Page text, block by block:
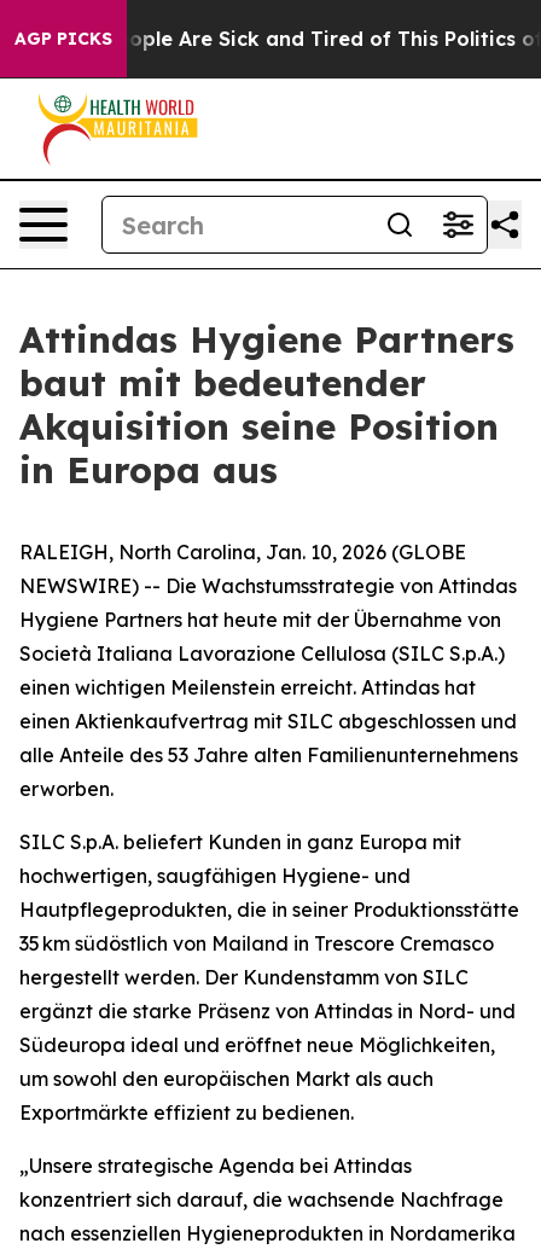
AGP PICKS“People Are Sick and Tired of This Politics of
Attindas Hygiene Partners
baut mit bedeutender
Akquisition seine Position
in Europa aus
RALEIGH, North Carolina, Jan. 10, 2026 (GLOBE
NEWSWIRE) -- Die Wachstumsstrategie von Attindas
Hygiene Partners hat heute mit der Übernahme von
Società Italiana Lavorazione Cellulosa (SILC S.p.A.)
einen wichtigen Meilenstein erreicht. Attindas hat
einen Aktienkaufvertrag mit SILC abgeschlossen und
alle Anteile des 53 Jahre alten Familienunternehmens
erworben.
SILC S.p.A. beliefert Kunden in ganz Europa mit
hochwertigen, saugfähigen Hygiene- und
Hautpflegeprodukten, die in seiner Produktionsstätte
35 km südöstlich von Mailand in Trescore Cremasco
hergestellt werden. Der Kundenstamm von SILC
ergänzt die starke Präsenz von Attindas in Nord- und
Südeuropa ideal und eröffnet neue Möglichkeiten,
um sowohl den europäischen Markt als auch
Exportmärkte effizient zu bedienen.
„Unsere strategische Agenda bei Attindas
konzentriert sich darauf, die wachsende Nachfrage
nach essenziellen Hygieneprodukten in Nordamerika